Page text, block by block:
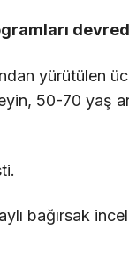
yürütülen
50-70 yaş
bağırsak